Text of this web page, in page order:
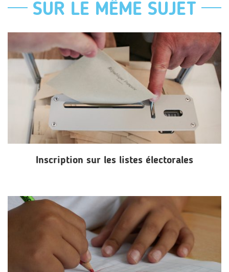
SUR LE MÊME SUJET
Inscription sur les listes électorales